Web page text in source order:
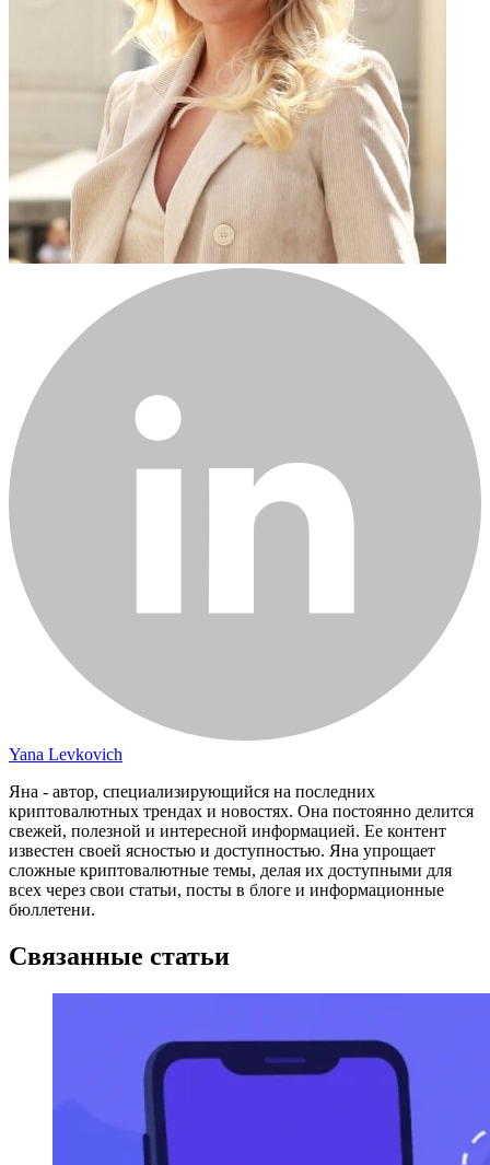
Yana Levkovich
Яна - автор, специализирующийся на последних
криптовалютных трендах и новостях. Она постоянно делится
свежей, полезной и интересной информацией. Ее контент
известен своей ясностью и доступностью. Яна упрощает
сложные криптовалютные темы, делая их доступными для
всех через свои статьи, посты в блоге и информационные
бюллетени.
Связанные статьи